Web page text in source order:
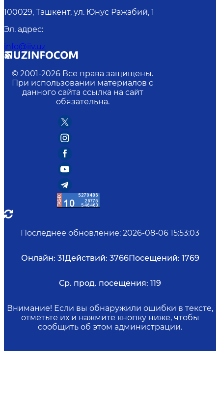
100029, Ташкент, ул. Юнус Ражабий, 1
Эл. адрес:
info@iiv.uz
© 2001-2026 Все права защищены.
При использовании материалов с
данного сайта ссылка на сайт
обязательна.
Последнее обновление: 2026-08-06 15:53:03
Онлайн: 31Действий: 3766Посещений: 1769
Ср. прод. посещения: 119
Внимание! Если вы обнаружили ошибки в тексте,
отметьте их и нажмите кнопку ниже, чтобы
сообщить об этом администрации.